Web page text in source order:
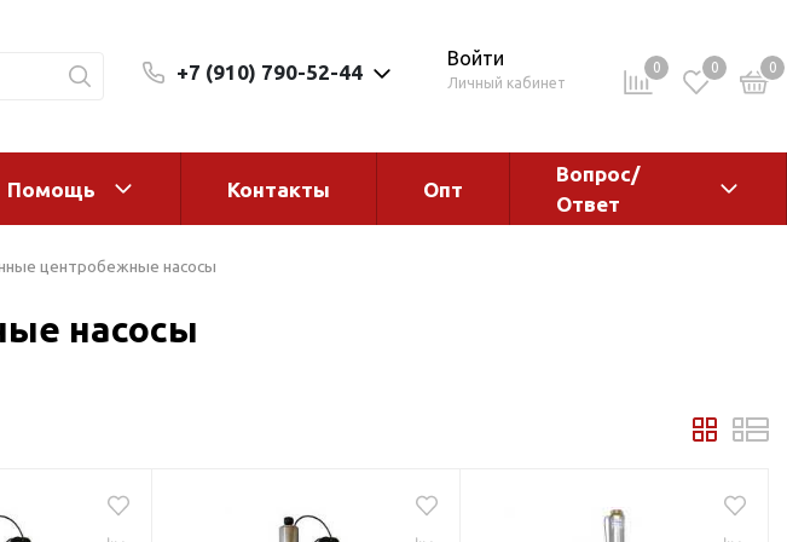
+7 (910) 790-52-44
Войти
Личный кабинет
0 0 0
Комплектующие
Магистральные фильтры
Помощь Контакты Опт
Вопрос/
Ответ
центробежные насосы
насосы